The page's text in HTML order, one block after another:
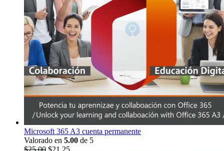
Microsoft 365 A3 cuenta permanente
Valorado en 5.00 de 5
El
$25.00El
$21.25